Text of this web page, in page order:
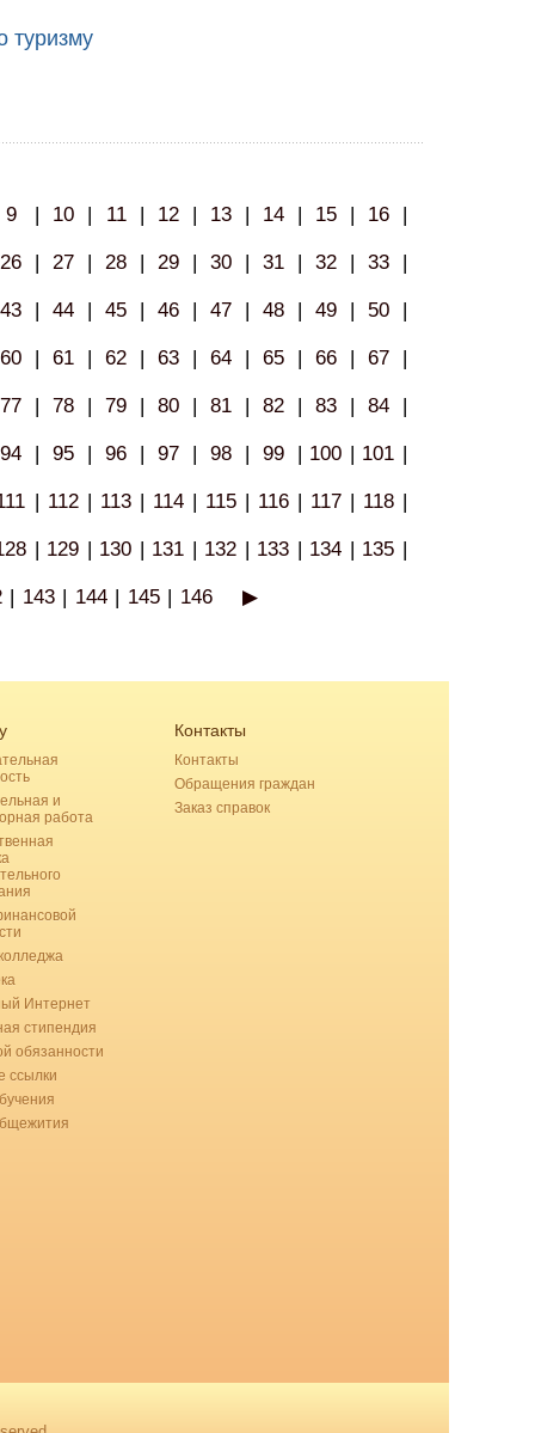
туризму
9 | 10 | 11 | 12 | 13 | 14 | 15 | 16 |
26 | 27 | 28 | 29 | 30 | 31 | 32 | 33 |
43 | 44 | 45 | 46 | 47 | 48 | 49 | 50 |
60 | 61 | 62 | 63 | 64 | 65 | 66 | 67 |
77 | 78 | 79 | 80 | 81 | 82 | 83 | 84 |
94 | 95 | 96 | 97 | 98 | 99 | 100 | 101 |
| 112 | 113 | 114 | 115 | 116 | 117 | 118 |
| 129 | 130 | 131 | 132 | 133 | 134 | 135 |
| 143 | 144 | 145 | 146 ▶
и
работа
Интернет
стипендия
обязанности
ссылки
Контакты
Контакты
Обращения граждан
Заказ справок